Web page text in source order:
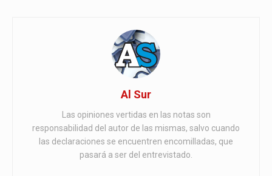
Al Sur
Las opiniones vertidas en las notas son
responsabilidad del autor de las mismas, salvo cuando
las declaraciones se encuentren encomilladas, que
pasará a ser del entrevistado.